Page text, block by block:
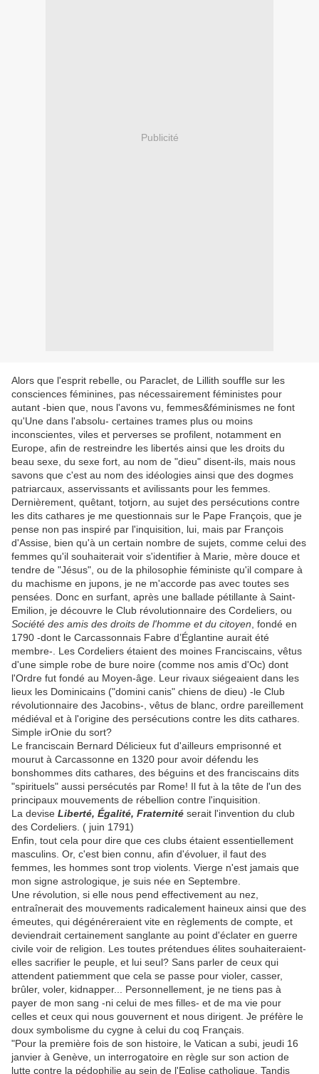
Publicité
Alors que l'esprit rebelle, ou Paraclet, de Lillith souffle sur les
consciences féminines, pas nécessairement féministes pour
autant -bien que, nous l'avons vu, femmes&féminismes ne font
qu'Une dans l'absolu- certaines trames plus ou moins
inconscientes, viles et perverses se profilent, notamment en
Europe, afin de restreindre les libertés ainsi que les droits du
beau sexe, du sexe fort, au nom de "dieu" disent-ils, mais nous
savons que c'est au nom des idéologies ainsi que des dogmes
patriarcaux, asservissants et avilissants pour les femmes.
Dernièrement, quêtant, totjorn, au sujet des persécutions contre
les dits cathares je me questionnais sur le Pape François, que je
pense non pas inspiré par l'inquisition, lui, mais par François
d'Assise, bien qu'à un certain nombre de sujets, comme celui des
femmes qu'il souhaiterait voir s'identifier à Marie, mère douce et
tendre de "Jésus", ou de la philosophie féministe qu'il compare à
du machisme en jupons, je ne m'accorde pas avec toutes ses
pensées. Donc en surfant, après une ballade pétillante à Saint-
Emilion, je découvre le Club révolutionnaire des Cordeliers, ou
Société des amis des droits de l'homme et du citoyen , fondé en
1790 -dont le Carcassonnais Fabre d’Églantine aurait été
membre-. Les Cordeliers étaient des moines Franciscains, vêtus
d'une simple robe de bure noire (comme nos amis d'Oc) dont
l'Ordre fut fondé au Moyen-âge. Leur rivaux siégeaient dans les
lieux les Dominicains ("domini canis" chiens de dieu) -le Club
révolutionnaire des Jacobins-, vêtus de blanc, ordre pareillement
médiéval et à l'origine des persécutions contre les dits cathares.
Simple irOnie du sort?
Le franciscain Bernard Délicieux fut d'ailleurs emprisonné et
mourut à Carcassonne en 1320 pour avoir défendu les
bonshommes dits cathares, des béguins et des franciscains dits
"spirituels" aussi persécutés par Rome! Il fut à la tête de l'un des
principaux mouvements de rébellion contre l'inquisition.
La devise Liberté, Égalité, Fraternité serait l'invention du club
des Cordeliers. ( juin 1791)
Enfin, tout cela pour dire que ces clubs étaient essentiellement
masculins. Or, c'est bien connu, afin d'évoluer, il faut des
femmes, les hommes sont trop violents. Vierge n'est jamais que
mon signe astrologique, je suis née en Septembre.
Une révolution, si elle nous pend effectivement au nez,
entraînerait des mouvements radicalement haineux ainsi que des
émeutes, qui dégénéreraient vite en règlements de compte, et
deviendrait certainement sanglante au point d'éclater en guerre
civile voir de religion. Les toutes prétendues élites souhaiteraient-
elles sacrifier le peuple, et lui seul? Sans parler de ceux qui
attendent patiemment que cela se passe pour violer, casser,
brûler, voler, kidnapper... Personnellement, je ne tiens pas à
payer de mon sang -ni celui de mes filles- et de ma vie pour
celles et ceux qui nous gouvernent et nous dirigent. Je préfère le
doux symbolisme du cygne à celui du coq Français.
"Pour la première fois de son histoire, le Vatican a subi, jeudi 16
janvier à Genève, un interrogatoire en règle sur son action de
lutte contre la pédophilie au sein de l'Eglise catholique. Tandis